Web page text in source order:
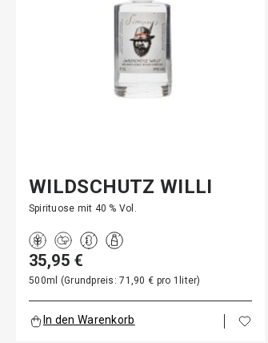
WILDSCHÜTZ WILLI
Spirituose mit 40 % Vol.
35,95 €
500ml (Grundpreis: 71,90 € pro 1liter)
In den Warenkorb